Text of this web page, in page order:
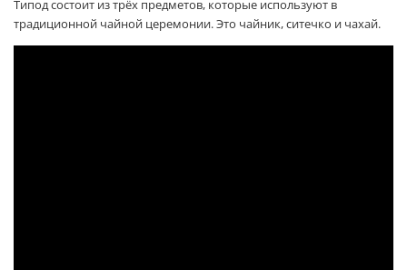
Типод состоит из трёх предметов, которые используют в
традиционной чайной церемонии. Это чайник, ситечко и чахай.